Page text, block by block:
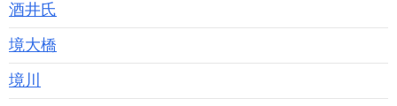
酒井氏
境大橋
境川